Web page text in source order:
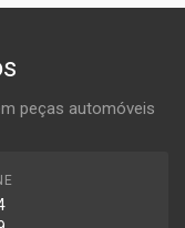
peças automóveis